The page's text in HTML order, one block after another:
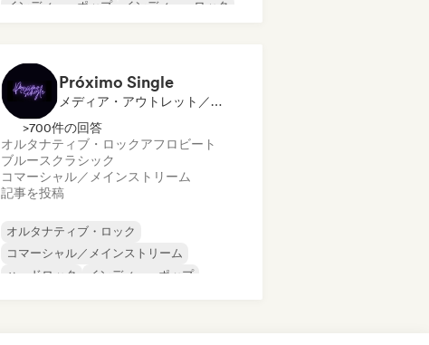
インディー・ポップ
インディー・ロック
Próximo Single
メディア・アウトレット／ジャーナリスト
>700件の回答
オルタナティブ・ロックアフロビート
ブルースクラシック
コマーシャル／メインストリーム
記事を投稿
オルタナティブ・ロック
コマーシャル／メインストリーム
ハードロック
インディー・ポップ